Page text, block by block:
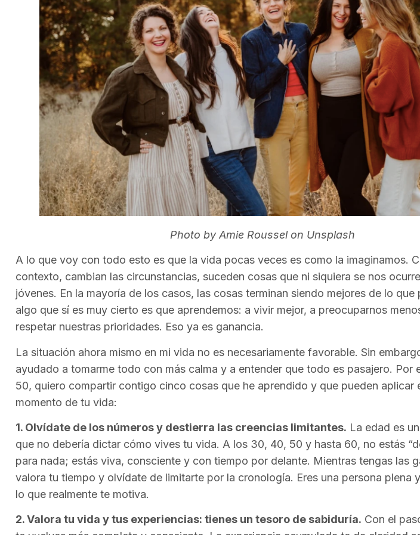
Photo by Amie Roussel on Unsplash
A lo que voy con todo esto es que la vida pocas veces es como la imaginamos.
contexto, cambian las circunstancias, suceden cosas que ni siquiera se nos
jóvenes. En la mayoría de los casos, las cosas terminan siendo mejores de lo que
algo que sí es muy cierto es que aprendemos: a vivir mejor, a preocuparnos
respetar nuestras prioridades. Eso ya es ganancia.
La situación ahora mismo en mi vida no es necesariamente favorable. Sin
ayudado a tomarme todo con más calma y a entender que todo es pasajero. Por
50, quiero compartir contigo cinco cosas que he aprendido y que pueden aplicar
momento de tu vida:
1. Olvídate de los números y destierra las creencias limitantes. La edad es
que no debería dictar cómo vives tu vida. A los 30, 40, 50 y hasta 60, no estás
para nada; estás viva, consciente y con tiempo por delante. Mientras tengas las
valora tu tiempo y olvídate de limitarte por la cronología. Eres una persona plena
lo que realmente te motiva.
2. Valora tu vida y tus experiencias: tienes un tesoro de sabiduría. Con el